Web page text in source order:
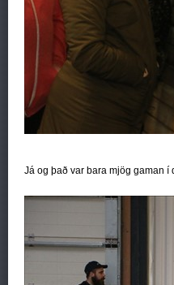
Já og það var bara mjög gaman í